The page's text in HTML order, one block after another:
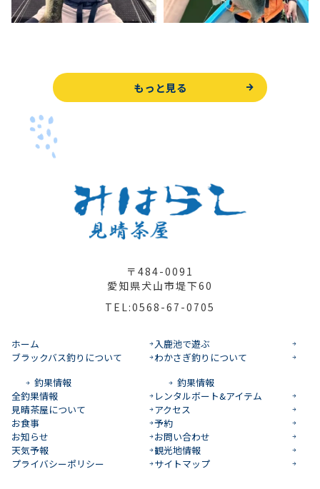
もっと見る
〒484-0091
愛知県犬山市堤下60
TEL:0568-67-0705
ホーム
入鹿池で遊ぶ
ブラックバス釣りについて
釣果情報
わかさぎ釣りについて
釣果情報
全釣果情報
レンタルボート&アイテム
見晴茶屋について
アクセス
お食事
予約
お知らせ
お問い合わせ
天気予報
観光地情報
プライバシーポリシー
サイトマップ